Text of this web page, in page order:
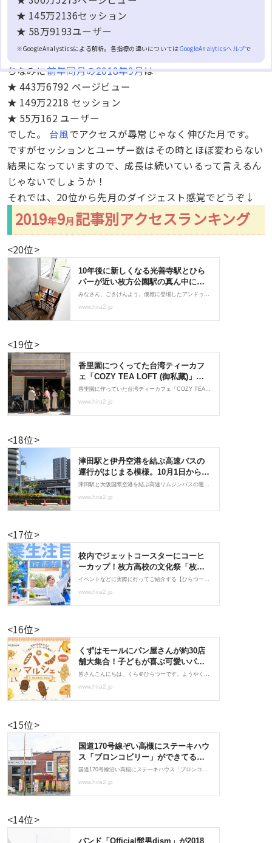
★ 145万2136セッション
★ 58万9193ユーザー
※GoogleAnalysticsによる解析。各指標の違いについてはGoogleAnalyticsヘルプで
ちなみに前年同月の2018年9月は
★ 443万6792 ページビュー
★ 149万2218 セッション
★ 55万162 ユーザー
でした。 台風でアクセスが尋常じゃなく伸びた月です。
ですがセッションとユーザー数はその時とほぼ変わらない
結果になっていますので、成長は続いているって言えるん
じゃないでしょうか！
それでは、20位から先月のダイジェスト感覚でどうぞ↓
2019年9月記事別アクセスランキング
<20位>
<19位>
<18位>
<17位>
<16位>
<15位>
<14位>